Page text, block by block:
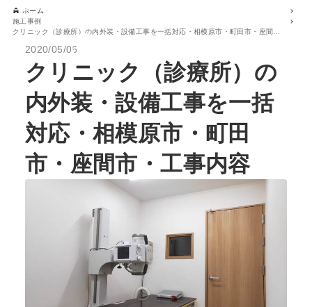
ホーム
施工事例
2020/05/06
クリニック（診療所）の
内外装・設備工事を一括
対応・相模原市・町田
市・座間市・工事内容